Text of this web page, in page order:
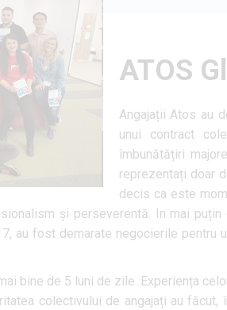
ATOS
Angajații Atos au
unui contract
îmbunătățiri
reprezentați doar
decis ca este
și perseverentă. In mai
au fost demarate negocierile pentru
bine de 5 luni de zile. Experiența
colectivului de angajați au